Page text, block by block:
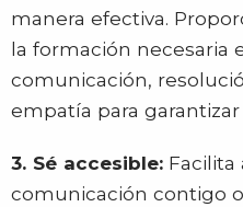
manera efectiva.
la formación necesaria
comunicación,
empatía para
3. Sé accesible: Facilita
comunicación contigo